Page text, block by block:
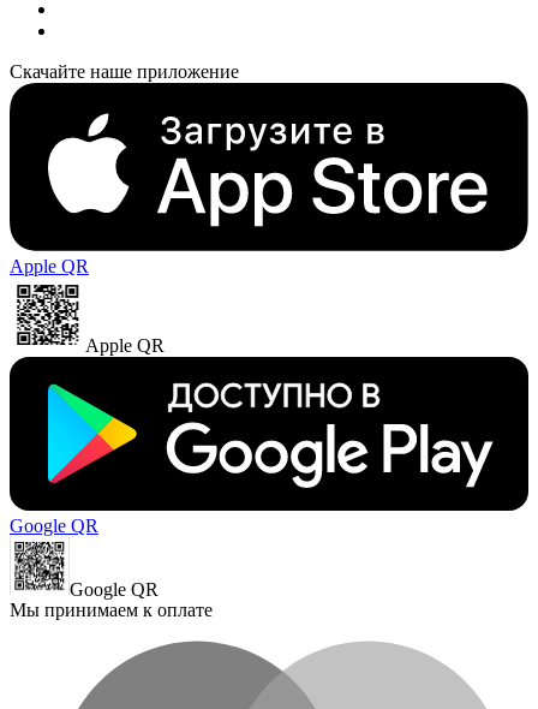
Скачайте наше приложение
Apple QR
Apple QR
Google QR
Google QR
Мы принимаем к оплате